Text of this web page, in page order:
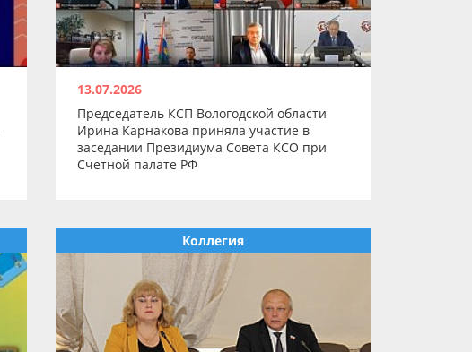
13.07.2026
Председатель КСП Вологодской области
Ирина Карнакова приняла участие в
заседании Президиума Совета КСО при
Счетной палате РФ
Коллегия